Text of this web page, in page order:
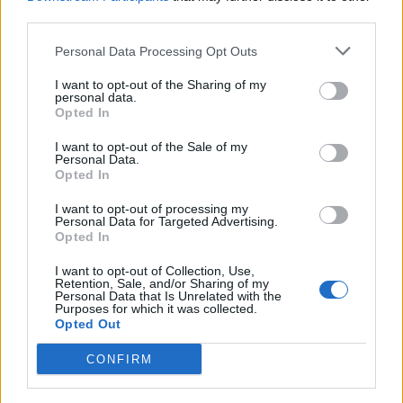
Personal Data Processing Opt Outs
I want to opt-out of the Sharing of my
personal data.
Opted In
I want to opt-out of the Sale of my
Personal Data.
Opted In
I want to opt-out of processing my
Personal Data for Targeted Advertising.
Opted In
I want to opt-out of Collection, Use,
Retention, Sale, and/or Sharing of my
Personal Data that Is Unrelated with the
Purposes for which it was collected.
Opted Out
CONFIRM
Czytaj także:
Gerwazy Rębajło – charakterystyka
Jak wy­bo­ry czło­wie­ka wpły­wa­ją na
jego ży­cie? Roz­waż pro­blem, od­wo­łu­
ca­łe­go utwo­ru Ada­ma Mic­kie­wi­cza
oraz do wy­bra­ne­go tek­stu kul­tu­ry.
wyidealizowany obraz danej
społeczności? Omów zagadnienie na